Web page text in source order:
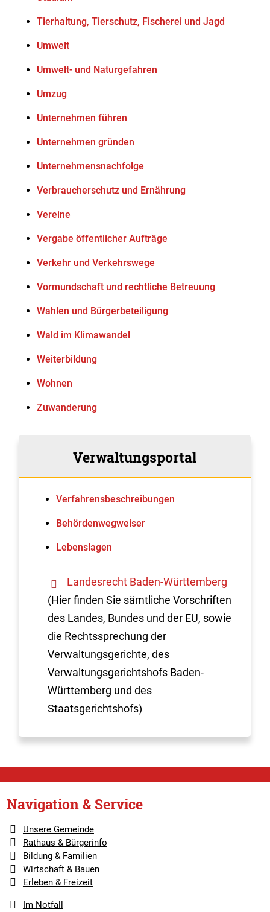
Tierhaltung, Tierschutz, Fischerei und Jagd
Umwelt
Umwelt- und Naturgefahren
Umzug
Unternehmen führen
Unternehmen gründen
Unternehmensnachfolge
Verbraucherschutz und Ernährung
Vereine
Vergabe öffentlicher Aufträge
Verkehr und Verkehrswege
Vormundschaft und rechtliche Betreuung
Wahlen und Bürgerbeteiligung
Wald im Klimawandel
Weiterbildung
Wohnen
Zuwanderung
Verwaltungsportal
Verfahrens­beschreibungen
Behördenwegweiser
Lebenslagen
Landesrecht Baden-Württemberg
(Hier finden Sie sämtliche Vorschriften
des Landes, Bundes und der EU, sowie
die Rechtssprechung der
Verwaltungsgerichte, des
Verwaltungsgerichtshofs Baden-
Württemberg und des
Staatsgerichtshofs)
Navigation & Service
Unsere Gemeinde
Rathaus & Bürgerinfo
Bildung & Familien
Wirtschaft & Bauen
Erleben & Freizeit
Im Notfall